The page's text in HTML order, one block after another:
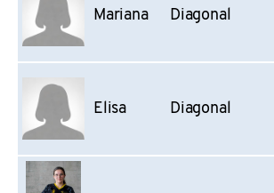
Mariana Diagonal
Elisa Diagonal